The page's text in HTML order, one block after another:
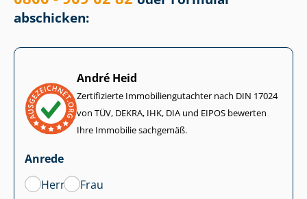
abschicken:
André Heid
Zertifizierte Im­mo­bi­li­en­gut­ach­ter nach DIN 17024
von TÜV, DEKRA, IHK, DIA und EIPOS bewerten
Ihre Immobilie sachgemäß.
Anrede
Herr
Frau